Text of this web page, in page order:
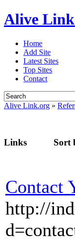
Alive
Home
Add Site
Latest Sites
Top Sites
Contact
Alive Link.org »
Links Sort
Contact
http://